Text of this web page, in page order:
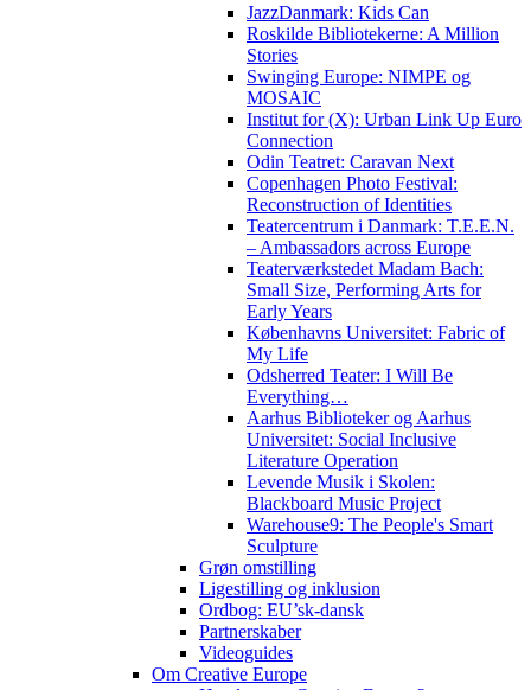
JazzDanmark: Kids Can
Roskilde Bibliotekerne: A Million
Stories
Swinging Europe: NIMPE og
MOSAIC
Institut for (X): Urban Link Up Euro
Connection
Odin Teatret: Caravan Next
Copenhagen Photo Festival:
Reconstruction of Identities
Teatercentrum i Danmark: T.E.E.N.
– Ambassadors across Europe
Teaterværkstedet Madam Bach:
Small Size, Performing Arts for
Early Years
Københavns Universitet: Fabric of
My Life
Odsherred Teater: I Will Be
Everything…
Aarhus Biblioteker og Aarhus
Universitet: Social Inclusive
Literature Operation
Levende Musik i Skolen:
Blackboard Music Project
Warehouse9: The People's Smart
Sculpture
Grøn omstilling
Ligestilling og inklusion
Ordbog: EU’sk-dansk
Partnerskaber
Videoguides
Om Creative Europe